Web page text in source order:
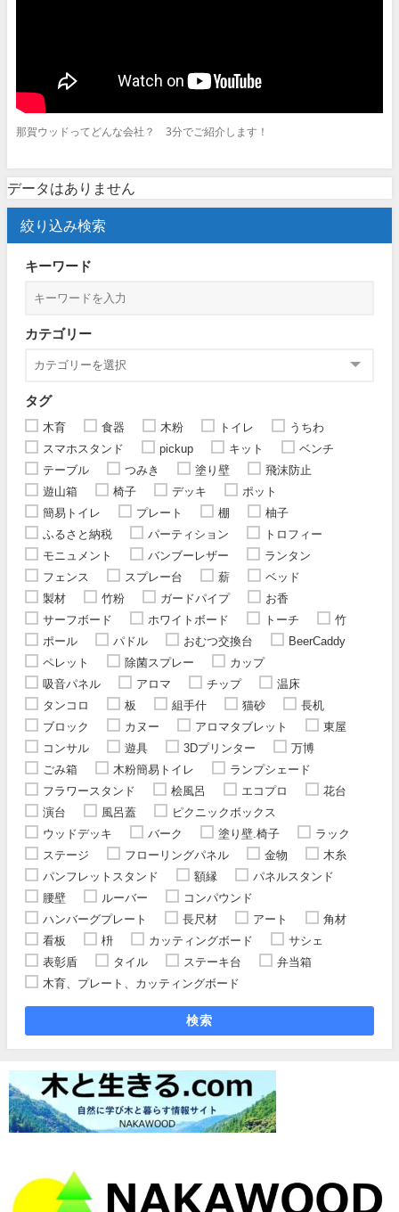
那賀ウッドってどんな会社？ 3分でご紹介します！
データはありません
絞り込み検索
キーワード
カテゴリー
タグ
木育 食器 木粉 トイレ
うちわ
スマホスタンド
pickup キット
ベンチ
テーブル
つみき 塗り壁
飛沫防止
遊山箱
椅子 デッキ
ポット
簡易トイレ
プレート 棚
柚子
ふるさと納税
パーティション
トロフィー
モニュメント
バンブーレザー
ランタン
フェンス
スプレー台 薪
ベッド
製材
竹粉 ガードパイプ
お香
サーフボード
ホワイトボード トーチ
竹
ポール
パドル おむつ交換台
BeerCaddy
ペレット
除菌スプレー
カップ
吸音パネル
アロマ チップ
温床
タンコロ
板 組手什 猫砂
長机
ブロック
カヌー アロマタブレット
東屋
コンサル
遊具 3Dプリンター
万博
ごみ箱
木粉簡易トイレ
ランプシェード
フラワースタンド
桧風呂 エコプロ
花台
演台
風呂蓋
ピクニックボックス
ウッドデッキ
バーク 塗り壁.椅子
ラック
ステージ
フローリングパネル 金物
木糸
パンフレットスタンド
額縁
パネルスタンド
腰壁
ルーバー
コンパウンド
ハンバーグプレート
長尺材 アート
角材
看板
枡 カッティングボード
サシェ
表彰盾
タイル ステーキ台
弁当箱
木育、プレート、カッティングボード
検索